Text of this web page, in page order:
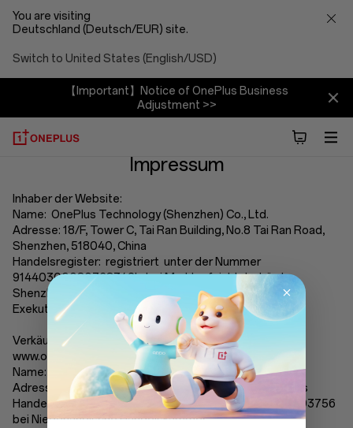
You are visiting
Deutschland (Deutsch/EUR) site.
Switch to United States (English/USD)
【Important】Notice of OnePlus Business
Adjustment >>
impressumImpressum
Inhaber der Website:
Name: OnePlus Technology (Shenzhen) Co., Ltd.
Adresse: 18/F, Tower C, Tai Ran Building, No.8 Tai Ran Road,
Shenzhen, 518040, China
Handelsregister: registriert unter der Nummer
91440300080768342L bei Marktaufsichtsbehörde
Shenzhen, China
Exekutivdirektor: Yang, Runyu
Verkäufer und inhaltlich Verantwortlicher für
www.oneplus.com/de:
Name:
Reflection Investment B.V.
Adresse: Hofplein 20, 3032 AC Rotterdam, Netherlands
Handelsregister: registriert unter der KvK-number 64193756
bei Niederländische Handelskammer